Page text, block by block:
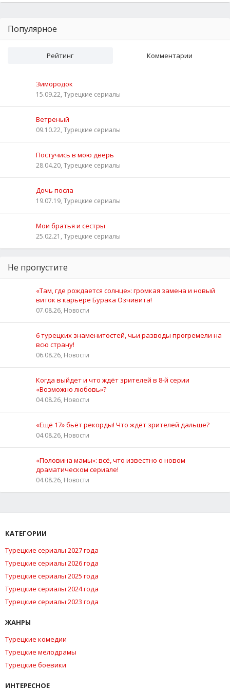
Популярное
Рейтинг Комментарии
Зимородок
15.09.22, Турецкие сериалы
Ветреный
09.10.22, Турецкие сериалы
Постучись в мою дверь
28.04.20, Турецкие сериалы
Дочь посла
19.07.19, Турецкие сериалы
Мои братья и сестры
25.02.21, Турецкие сериалы
Не пропустите
«Там, где рождается солнце»: громкая замена и новый
виток в карьере Бурака Озчивита!
07.08.26, Новости
6 турецких знаменитостей, чьи разводы прогремели на
всю страну!
06.08.26, Новости
Когда выйдет и что ждёт зрителей в 8-й серии
«Возможно любовь»?
04.08.26, Новости
«Ещё 17» бьёт рекорды! Что ждёт зрителей дальше?
04.08.26, Новости
«Половина мамы»: всё, что известно о новом
драматическом сериале!
04.08.26, Новости
КАТЕГОРИИ
Турецкие сериалы 2027 года
Турецкие сериалы 2026 года
Турецкие сериалы 2025 года
Турецкие сериалы 2024 года
Турецкие сериалы 2023 года
ЖАНРЫ
Турецкие комедии
Турецкие мелодрамы
Турецкие боевики
ИНТЕРЕСНОЕ